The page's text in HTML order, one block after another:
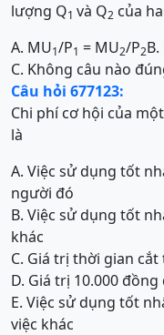
lượng Q1 và Q2 của
A. MU1/P1 = MU2/P2
C. Không câu nào
Câu hỏi 677123:
Chi phí cơ hội của
là
A. Việc sử dụng tốt
người đó
B. Việc sử dụng tốt
khác
C. Giá trị thời gian
D. Giá trị 10.000
E. Việc sử dụng tốt
việc khác